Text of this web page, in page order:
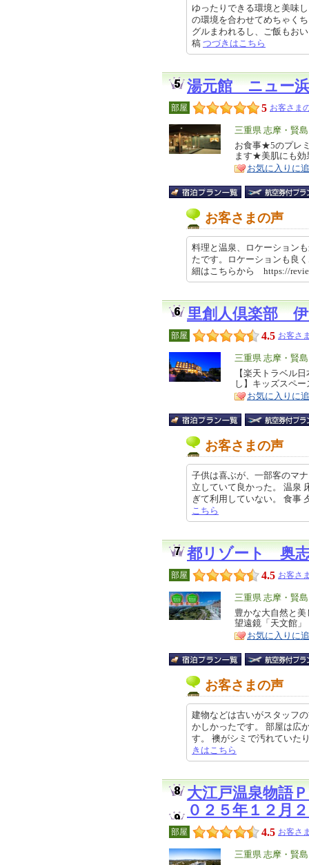
ゆったりできる環境と美味
の環境を合わせてめちゃく
グルまわれるし、ご飯もお
稿 つづきはこちら
湯元館 ニュー
部屋 5 お客さま
エ
リ
ア
三重県 志摩・賢島
特
徴
お食事★5のプレ
ます★美肌にも
お気に入りに
お客さまの声
料理と温泉、ロケーション
たです。ロケーションも良
細はこちらから https://
里創人倶楽部 伊
部屋 4.5 お客さ
エ
リ
ア
三重県 志摩・賢島
特
徴
【楽天トラベル
し】キッズスペ
お気に入りに
お客さまの声
子供は喜ぶが、一部客のマ
立していて良かった。 温泉
ぎて利用していない。 食
こちら
都リゾート 奥
部屋 4.5 お客さ
エ
リ
ア
三重県 志摩・賢島
特
徴
豊かな大自然と
望遠鏡「天文館
お気に入りに
お客さまの声
建物などは古いがスタッフ
かしかったです。 部屋は広
す。 襖がシミで汚れてい
きはこちら
大江戸温泉物語
０２５年１２月
部屋 4.5 お客さ
エ
三重県 志摩・賢島